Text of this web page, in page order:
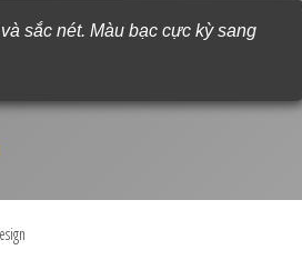
sắc nét. Màu bạc cực kỳ sang